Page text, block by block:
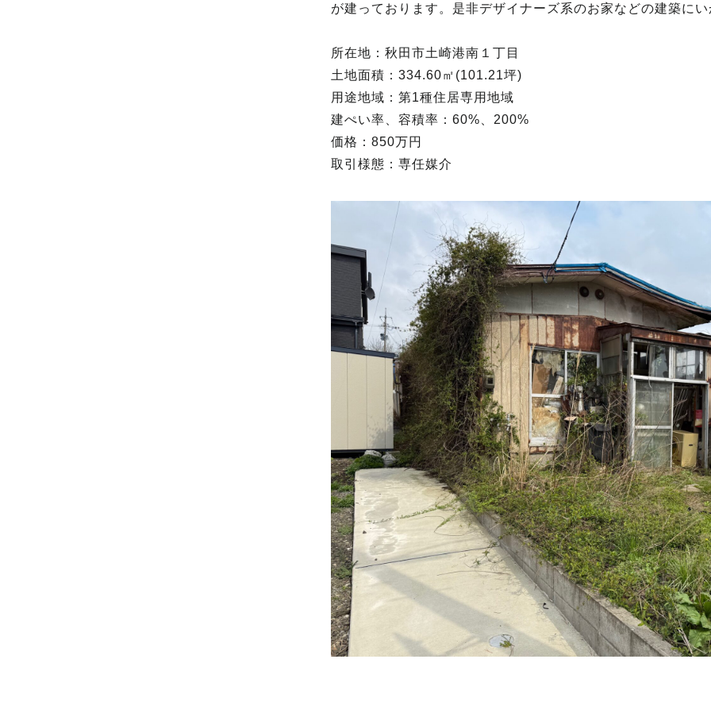
が建っております。是非デザイナーズ系のお家などの建築に
所在地：秋田市土崎港南１丁目
土地面積：334.60㎡(101.21坪)
用途地域：第1種住居専用地域
建ぺい率、容積率：60%、200%
価格：850万円
取引様態：専任媒介